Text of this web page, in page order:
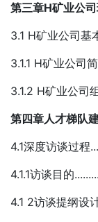
第三章H矿业公
3.1 H矿业公司基
3.1.1 H矿业公司
3.1.2 H矿业公司
第四章人才梯队
4.1深度访谈过程
4.1.1访谈目的
4.1 2访谈提纲设